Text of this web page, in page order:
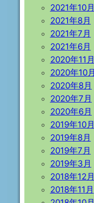
2021年10月
2021年8月
2021年7月
2021年6月
2020年11月
2020年10月
2020年8月
2020年7月
2020年6月
2019年10月
2019年8月
2019年7月
2019年3月
2018年12月
2018年11月